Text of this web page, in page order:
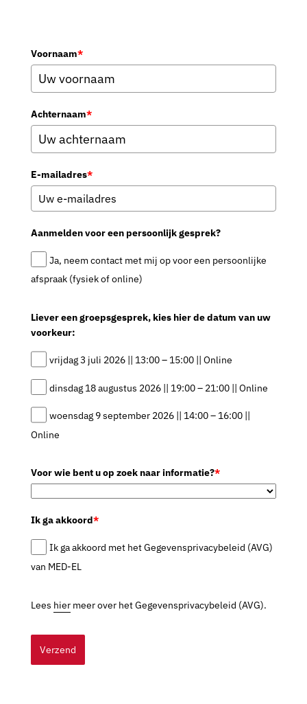
Voornaam*
Achternaam*
E-mailadres*
Aanmelden voor een persoonlijk gesprek?
Ja, neem contact met mij op voor een persoonlijke
afspraak (fysiek of online)
Liever een groepsgesprek, kies hier de datum van uw
voorkeur:
vrijdag 3 juli 2026 || 13:00 – 15:00 || Online
dinsdag 18 augustus 2026 || 19:00 – 21:00 || Online
woensdag 9 september 2026 || 14:00 – 16:00 ||
Online
Voor wie bent u op zoek naar informatie?*
Ik ga akkoord*
Ik ga akkoord met het Gegevensprivacybeleid (AVG)
van MED-EL
Lees hier meer over het Gegevensprivacybeleid (AVG).
Verzend